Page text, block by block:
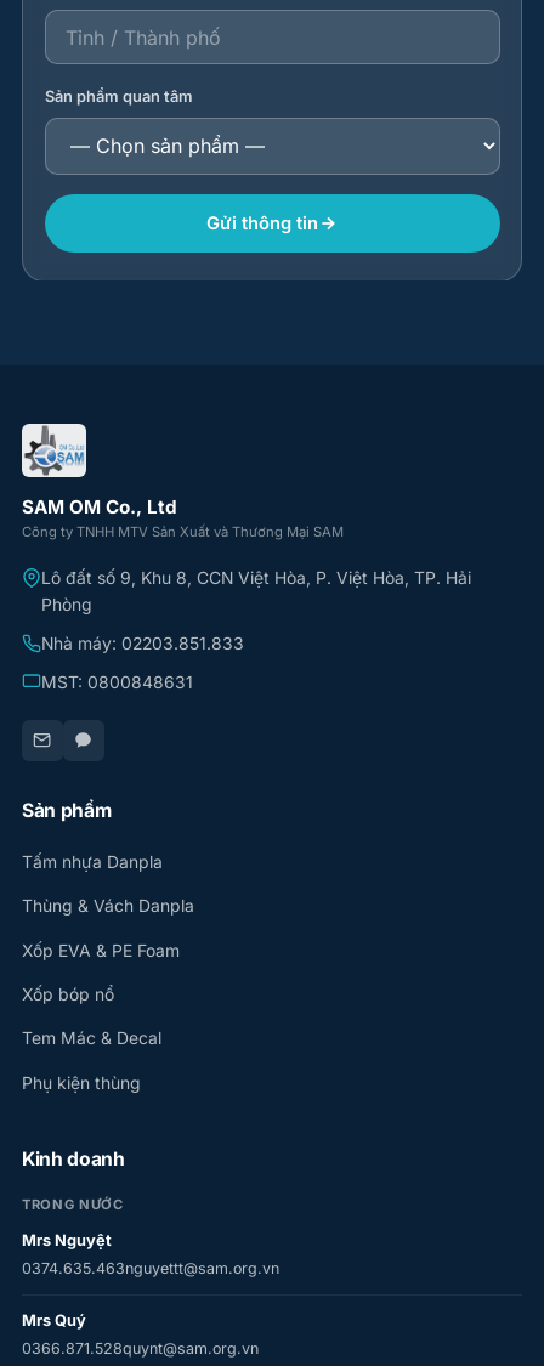
Sản phẩm quan tâm
Gửi thông tin
SAM OM Co., Ltd
Công ty TNHH MTV Sản Xuất và Thương Mại SAM
Lô đất số 9, Khu 8, CCN Việt Hòa, P. Việt Hòa, TP. Hải
Phòng
Nhà máy: 02203.851.833
MST: 0800848631
Sản phẩm
Tấm nhựa Danpla
Thùng & Vách Danpla
Xốp EVA & PE Foam
Xốp bóp nổ
Tem Mác & Decal
Phụ kiện thùng
Kinh doanh
TRONG NƯỚC
Mrs Nguyệt
0374.635.463nguyettt@sam.org.vn
Mrs Quý
0366.871.528quynt@sam.org.vn